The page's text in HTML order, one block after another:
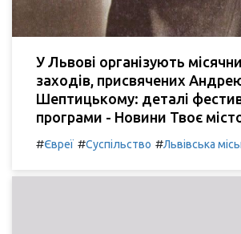
У Львові організують
заходів, присвячених
Шептицькому: деталі
програми - Новини Твоє
#Євреї #Суспільство #Львівська